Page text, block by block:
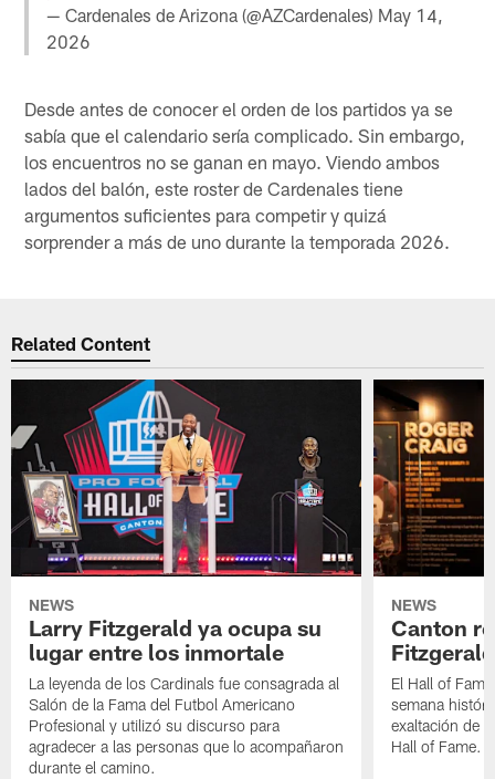
— Cardenales de Arizona (@AZCardenales) May 14,
2026
Desde antes de conocer el orden de los partidos ya se
sabía que el calendario sería complicado. Sin embargo,
los encuentros no se ganan en mayo. Viendo ambos
lados del balón, este roster de Cardenales tiene
argumentos suficientes para competir y quizá
sorprender a más de uno durante la temporada 2026.
Related Content
NEWS
Larry Fitzgerald ya ocupa su
lugar entre los inmortale
La leyenda de los Cardinals fue consagrada al
Salón de la Fama del Futbol Americano
Profesional y utilizó su discurso para
agradecer a las personas que lo acompañaron
durante el camino.
NEWS
Canton
El Hall of
semana
exaltación de
Hall of Fame.